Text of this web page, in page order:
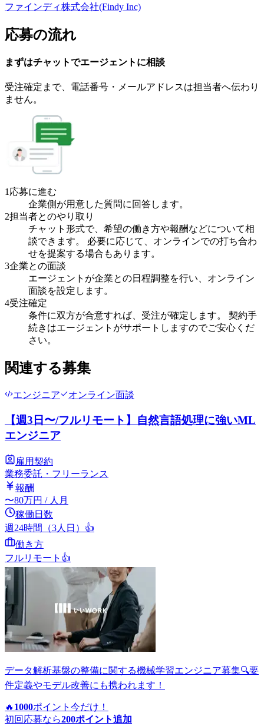
ファインディ株式会社(Findy Inc)
応募の流れ
まずはチャットでエージェント に相談
受注確定まで、 電話番号・メールアドレスは担当者へ伝わり
ません。
1 応募に進む
企業側が用意した質問に回答します。
2担当者とのやり取り
チャット形式で、希望の働き方や報酬などについて相
談できます。 必要に応じて、オンラインでの打ち合わ
せを提案する場合もあります。
3企業との面談
エージェントが企業との日程調整を行い、オンライン
面談を設定します。
4受注確定
条件に双方が合意すれば、受注が確定します。 契約手
続きはエージェントがサポートしますのでご安心くだ
さい。
関連する募集
エンジニア オンライン面談
【週3日〜/フルリモート】自然言語処理に強いML
エンジニア
雇用契約
業務委託・フリーランス
報酬
〜80万円 / 人月
稼働日数
週24時間（3人日） 👍
働き方
フルリモート 👍
データ解析基盤の整備に関する機械学習エンジニア募集🔍要
件定義やモデル改善にも携われます！
🔥 1000ポイント 今だけ！
初回応募なら200ポイント追加